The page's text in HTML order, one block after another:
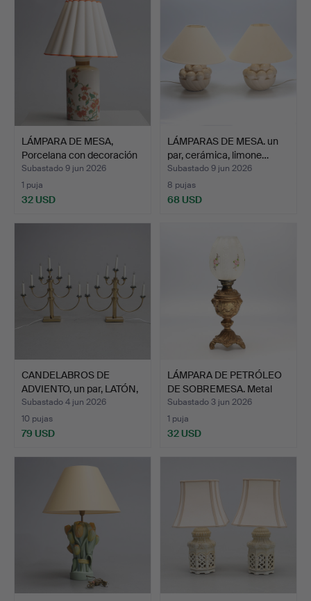
LÁMPARA DE MESA,
Porcelana con decoración
…
Subastado 9 jun 2026
1 puja
32 USD
LÁMPARAS DE MESA. un
par, cerámica, limone…
Subastado 9 jun 2026
8 pujas
68 USD
CANDELABROS DE
ADVIENTO, un par, LATÓN,
Gn…
Subastado 4 jun 2026
10 pujas
79 USD
LÁMPARA DE PETRÓLEO
DE SOBREMESA. Metal
co…
Subastado 3 jun 2026
1 puja
32 USD